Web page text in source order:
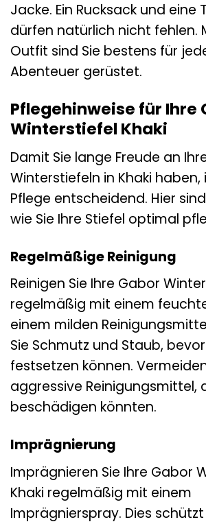
Jacke. Ein Rucksack und eine
dürfen natürlich nicht fehlen.
Outfit sind Sie bestens für
Abenteuer gerüstet.
Pflegehinweise für Ihre
Winterstiefel Khaki
Damit Sie lange Freude an
Winterstiefeln in Khaki
Pflege entscheidend. Hier
wie Sie Ihre Stiefel optimal
Regelmäßige Reinigung
Reinigen Sie Ihre Gabor
regelmäßig mit einem
einem milden
Sie Schmutz und Staub,
festsetzen können.
aggressive Reinigungsmittel,
beschädigen könnten.
Imprägnierung
Imprägnieren Sie Ihre Gabor
Khaki regelmäßig mit einem
Imprägnierspray. Dies